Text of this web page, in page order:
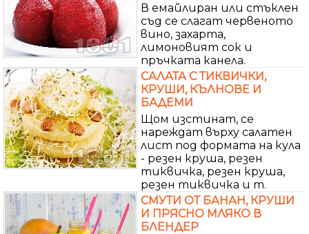
В емайлиран или стъклен
съд се слагат червеното
вино, захарта,
лимоновият сок и
пръчката канела.
САЛАТА С ТИКВИЧКИ,
КРУШИ, КЪЛНОВЕ И
БАДЕМИ
Щом изстинат, се
нареждат върху салатен
лист под формата на кула
- резен круша, резен
тиквичка, резен круша,
резен тиквичка и т.
СМУТИ ОТ БАНАН, КРУШИ
И ПРЯСНО МЛЯКО В
БЛЕНДЕР